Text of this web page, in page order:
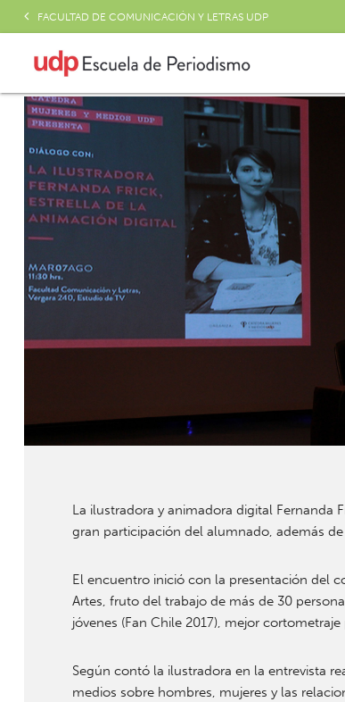
FACULTAD DE COMUNICACIÓN Y LETRAS UDP
La ilustradora y animadora digital Fernanda
gran participación del alumnado, además
El encuentro inició con la presentación del
Artes, fruto del trabajo de más de 30
jóvenes (Fan Chile 2017), mejor
Según contó la ilustradora en la entrevista
medios sobre hombres, mujeres y las